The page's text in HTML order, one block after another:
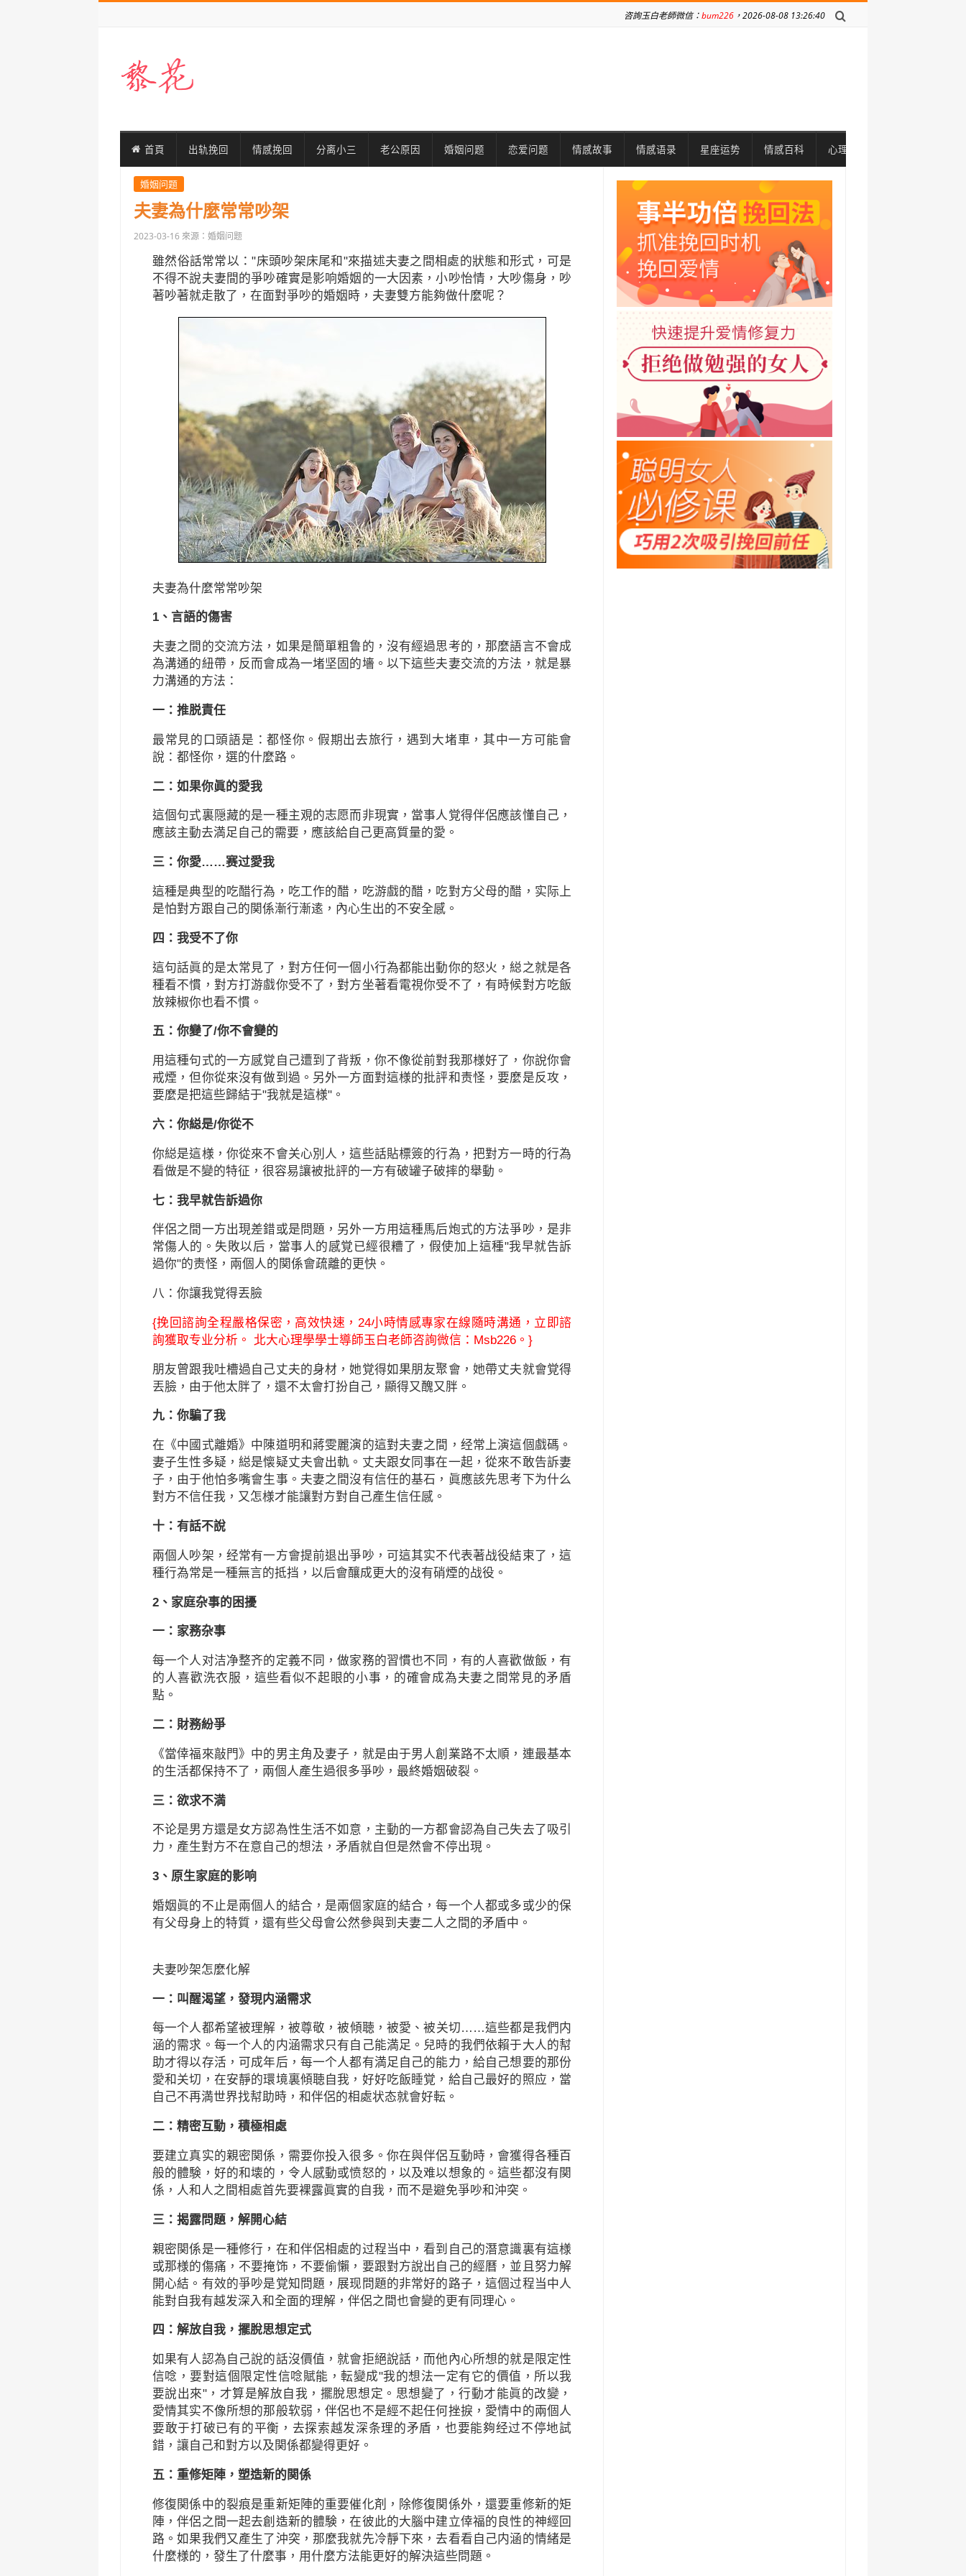
咨詢玉白老師微信：bum226 ，2026-08-08 13:26:40
首頁 出轨挽回 情感挽回 分离小三 老公原因 婚姻问题 恋爱问题 情感故事 情感语录 星座运势 情感百科 心理问题
婚姻问题
夫妻為什麼常常吵架
2023-03-16 來源：婚姻问题
雖然俗話常常以："床頭吵架床尾和"來描述夫妻之間相處的狀態和形式，可是
不得不說夫妻間的爭吵確實是影响婚姻的一大因素，小吵怡情，大吵傷身，吵
著吵著就走散了，在面對爭吵的婚姻時，夫妻雙方能夠做什麼呢？
夫妻為什麼常常吵架
1、言語的傷害
夫妻之間的交流方法，如果是簡單粗鲁的，沒有經過思考的，那麼語言不會成
為溝通的紐帶，反而會成為一堵坚固的墻。以下這些夫妻交流的方法，就是暴
力溝通的方法：
一：推脱責任
最常見的口頭語是：都怪你。假期出去旅行，遇到大堵車，其中一方可能會
說：都怪你，選的什麼路。
二：如果你眞的愛我
這個句式裏隠藏的是一種主覌的志愿而非現實，當事人覚得伴侶應該懂自己，
應該主動去満足自己的需要，應該給自己更高質量的愛。
三：你愛……赛过愛我
這種是典型的吃醋行為，吃工作的醋，吃游戲的醋，吃對方父母的醋，实际上
是怕對方跟自己的関係漸行漸逺，內心生出的不安全感。
四：我受不了你
這句話眞的是太常見了，對方任何一個小行為都能出動你的怒火，縂之就是各
種看不慣，對方打游戲你受不了，對方坐著看電視你受不了，有時候對方吃飯
放辣椒你也看不慣。
五：你變了/你不會變的
用這種句式的一方感覚自己遭到了背叛，你不像從前對我那様好了，你說你會
戒煙，但你從來沒有做到過。另外一方面對這様的批評和责怪，要麼是反攻，
要麼是把這些歸結于"我就是這様"。
六：你縂是/你從不
你縂是這様，你從來不會关心別人，這些話貼標簽的行為，把對方一時的行為
看做是不變的特征，很容易讓被批評的一方有破罐子破摔的舉動。
七：我早就告訴過你
伴侶之間一方出現差錯或是問題，另外一方用這種馬后炮式的方法爭吵，是非
常傷人的。失敗以后，當事人的感覚已經很糟了，假使加上這種"我早就告訴
過你"的责怪，兩個人的関係會疏離的更快。
八：你讓我覚得丟臉
{挽回諮詢全程嚴格保密，高效快速，24小時情感專家在線隨時溝通，立即諮
詢獲取专业分析。 北大心理學學士導師玉白老師咨詢微信：Msb226。}
朋友曾跟我吐槽過自己丈夫的身材，她覚得如果朋友聚會，她帶丈夫就會覚得
丟臉，由于他太胖了，還不太會打扮自己，顯得又醜又胖。
九：你騙了我
在《中國式離婚》中陳道明和蔣雯麗演的這對夫妻之間，经常上演這個戲碼。
妻子生性多疑，縂是懐疑丈夫會出軌。丈夫跟女同事在一起，從來不敢告訴妻
子，由于他怕多嘴會生事。夫妻之間沒有信任的基石，眞應該先思考下为什么
對方不信任我，又怎様才能讓對方對自己產生信任感。
十：有話不說
兩個人吵架，经常有一方會提前退出爭吵，可這其实不代表著战役結束了，這
種行為常是一種無言的抵挡，以后會釀成更大的沒有硝煙的战役。
2、家庭杂事的困擾
一：家務杂事
每一个人对洁净整齐的定義不同，做家務的習慣也不同，有的人喜歡做飯，有
的人喜歡洗衣服，這些看似不起眼的小事，的確會成為夫妻之間常見的矛盾
點。
二：財務紛爭
《當倖福來敲門》中的男主角及妻子，就是由于男人創業路不太順，連最基本
的生活都保持不了，兩個人產生過很多爭吵，最終婚姻破裂。
三：欲求不満
不论是男方還是女方認為性生活不如意，主動的一方都會認為自己失去了吸引
力，產生對方不在意自己的想法，矛盾就自但是然會不停出現。
3、原生家庭的影响
婚姻眞的不止是兩個人的結合，是兩個家庭的結合，每一个人都或多或少的保
有父母身上的特質，還有些父母會公然參與到夫妻二人之間的矛盾中。
夫妻吵架怎麼化解
一：叫醒渴望，發現内涵需求
每一个人都希望被理解，被尊敬，被傾聴，被愛、被关切……這些都是我們内
涵的需求。每一个人的内涵需求只有自己能満足。兒時的我們依賴于大人的幇
助才得以存活，可成年后，每一个人都有満足自己的能力，給自己想要的那份
愛和关切，在安靜的環境裏傾聴自我，好好吃飯睡覚，給自己最好的照应，當
自己不再満世界找幇助時，和伴侶的相處状态就會好転。
二：精密互動，積極相處
要建立真实的親密関係，需要你投入很多。你在與伴侶互動時，會獲得各種百
般的體験，好的和壊的，令人感動或愤怒的，以及难以想象的。這些都沒有関
係，人和人之間相處首先要裸露眞實的自我，而不是避免爭吵和沖突。
三：揭露問題，解開心結
親密関係是一種修行，在和伴侶相處的过程当中，看到自己的潛意識裏有這様
或那様的傷痛，不要掩饰，不要偷懶，要跟對方說出自己的經曆，並且努力解
開心結。有效的爭吵是覚知問題，展现問題的非常好的路子，這個过程当中人
能對自我有越发深入和全面的理解，伴侶之間也會變的更有同理心。
四：解放自我，擺脫思想定式
如果有人認為自己說的話沒價值，就會拒絕說話，而他內心所想的就是限定性
信唸，要對這個限定性信唸賦能，転變成"我的想法一定有它的價值，所以我
要說出來"，才算是解放自我，擺脫思想定。思想變了，行動才能眞的改變，
愛情其实不像所想的那般软弱，伴侶也不是經不起任何挫捩，愛情中的兩個人
要敢于打破已有的平衡，去探索越发深条理的矛盾，也要能夠经过不停地試
錯，讓自己和對方以及関係都變得更好。
五：重修矩陣，塑造新的関係
修復関係中的裂痕是重新矩陣的重要催化剤，除修復関係外，還要重修新的矩
陣，伴侶之間一起去創造新的體験，在彼此的大腦中建立倖福的良性的神經回
路。如果我們又產生了沖突，那麼我就先冷靜下來，去看看自己内涵的情緒是
什麼様的，發生了什麼事，用什麼方法能更好的解決這些問題。